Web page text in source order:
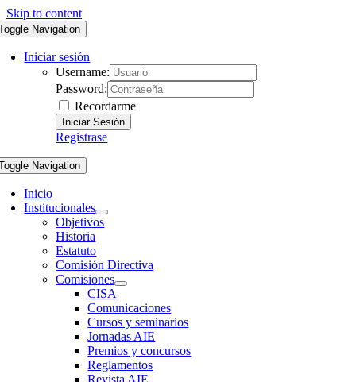
Skip to content
Navigation
Iniciar sesión
Username:
Password:
Recordarme
Registrase
Navigation
Inicio
Institucionales
Objetivos
Historia
Estatuto
Comisión Directiva
Comisiones
CISA
Comunicaciones
Cursos y seminarios
Jornadas AIE
Premios y concursos
Reglamentos
Revista AIE